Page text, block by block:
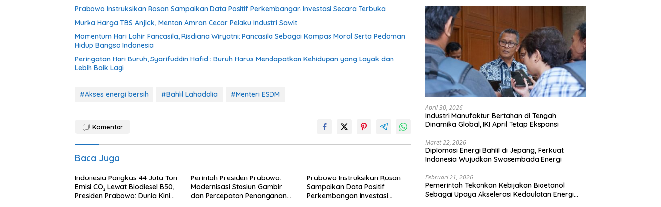
Prabowo Instruksikan Rosan Sampaikan Data Positif Perkembangan Investasi Secara Terbuka
Murka Harga TBS Anjlok, Mentan Amran Cecar Pelaku Industri Sawit
Momentum Hari Lahir Pancasila, Risdiana Wiryatni: Pancasila Sebagai Kompas Moral Serta Pedoman
Hidup Bangsa Indonesia
Peringatan Hari Buruh, Syarifuddin Hafid : Buruh Harus Mendapatkan Kehidupan yang Layak dan
Lebih Baik Lagi
#Akses energi bersih #Bahlil Lahadalia #Menteri ESDM
Komentar
Baca Juga
Indonesia Pangkas 44 Juta Ton
Emisi CO₂ Lewat Biodiesel B50,
Presiden Prabowo: Dunia Kini
Perintah Presiden Prabowo:
Modernisasi Stasiun Gambir
dan Percepatan Penanganan
Prabowo Instruksikan Rosan
Sampaikan Data Positif
Perkembangan Investasi
April 30, 2026
Industri Manufaktur Bertahan di Tengah
Dinamika Global, IKI April Tetap Ekspansi
Maret 22, 2026
Diplomasi Energi Bahlil di Jepang, Perkuat
Indonesia Wujudkan Swasembada Energi
Februari 21, 2026
Pemerintah Tekankan Kebijakan Bioetanol
Sebagai Upaya Akselerasi Kedaulatan Energi